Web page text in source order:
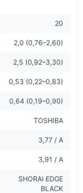
20
2,0 (0,76–2,60)
2,5 (0,92–3,30)
0,53 (0,22–0,83)
0,64 (0,19–0,90)
TOSHIBA
3,77 / А
3,91 / А
SHORAI EDGE
BLACK